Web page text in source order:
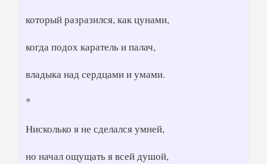
который разразился, как цунами,
когда подох каратель и палач,
владыка над сердцами и умами.
*
Нисколько я не сделался умней,
но начал ощущать я всей душой,